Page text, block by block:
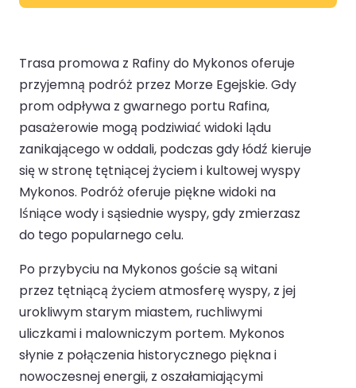
Trasa promowa z Rafiny do Mykonos oferuje
przyjemną podróż przez Morze Egejskie. Gdy
prom odpływa z gwarnego portu Rafina,
pasażerowie mogą podziwiać widoki lądu
zanikającego w oddali, podczas gdy łódź kieruje
się w stronę tętniącej życiem i kultowej wyspy
Mykonos. Podróż oferuje piękne widoki na
lśniące wody i sąsiednie wyspy, gdy zmierzasz
do tego popularnego celu.
Po przybyciu na Mykonos goście są witani
przez tętniącą życiem atmosferę wyspy, z jej
urokliwym starym miastem, ruchliwymi
uliczkami i malowniczym portem. Mykonos
słynie z połączenia historycznego piękna i
nowoczesnej energii, z oszałamiającymi